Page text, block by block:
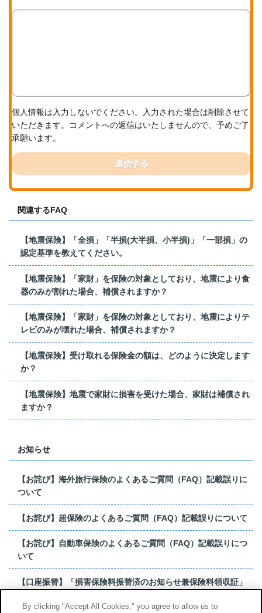
個人情報は入力しないでください。入力された場合は削除させて
いただきます。コメントへの返信はいたしませんので、予めご了
承願います。
送信する
関連するFAQ
【地震保険】「全損」「半損(大半損、小半損)」「一部損」の
認定基準を教えてください。
【地震保険】「家財」を保険の対象としており、地震により食
器のみが割れた場合、補償されますか？
【地震保険】「家財」を保険の対象としており、地震によりテ
レビのみが壊れた場合、補償されますか？
【地震保険】受け取れる保険金の額は、どのように決定します
か？
【地震保険】地震で家財に損害を受けた場合、家財は補償され
ますか？
お知らせ
【お詫び】海外旅行保険のよくあるご質問（FAQ）記載誤りに
ついて
【お詫び】超保険のよくあるご質問（FAQ）記載誤りについて
【お詫び】自動車保険のよくあるご質問（FAQ）記載誤りにつ
いて
【口座振替】「損害保険料振替済のお知らせ兼保険料領収証」
By clicking "Accept All Cookies," you agree to allow us to